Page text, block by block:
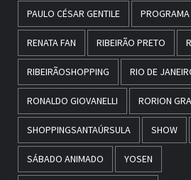
PAULO CÉSAR GENTILE PROGRAMA
RENATA FAN RIBEIRÃO PRETO
RIBEIRÃOSHOPPING RIO DE
RONALDO GIOVANELLI RORION
SHOPPINGSANTAÚRSULA SHOW
SÁBADO ANIMADO YOSEN